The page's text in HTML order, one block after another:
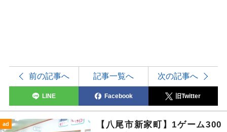
前の記事へ 記事一覧へ 次の記事へ
LINE Facebook 旧Twitter
ad
【八尾市新家町】1ゲーム300